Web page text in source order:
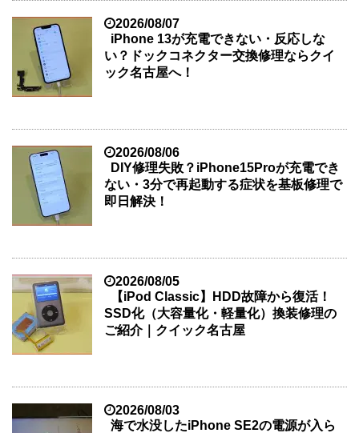
2026/08/07
iPhone 13が充電できない・反応しな
い？ドックコネクター交換修理ならクイ
ック名古屋へ！
2026/08/06
DIY修理失敗？iPhone15Proが充電でき
ない・3分で再起動する症状を基板修理で
即日解決！
2026/08/05
【iPod Classic】HDD故障から復活！
SSD化（大容量化・軽量化）換装修理の
ご紹介｜クイック名古屋
2026/08/03
海で水没したiPhone SE2の電源が入ら